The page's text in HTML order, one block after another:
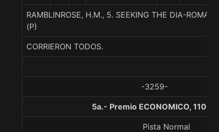
RAMBLINROSE, H.M., 5. SEEKING THE DIA-
(P)
CORRIERON TODOS.
-3259-
5a.- Premio ECONOMICO, 1100
Pista Normal